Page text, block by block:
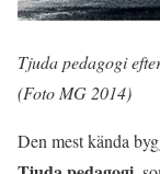
Tjuda pedagogi
(Foto MG 2014)
Den mest kända